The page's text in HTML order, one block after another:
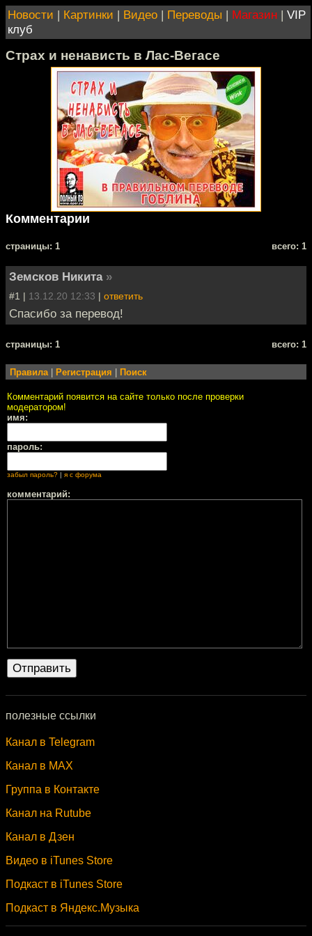
Новости | Картинки | Видео | Переводы | Магазин | VIP
клуб
Страх и ненависть в Лас-Вегасе
Комментарии
cтраницы: 1 всего: 1
Земсков Никита »
#1 | 13.12.20 12:33 | ответить
Спасибо за перевод!
cтраницы: 1 всего: 1
Правила Регистрация Поиск
Комментарий появится на сайте только после проверки
модератором!
имя:
пароль:
забыл пароль? | я с форума
комментарий:
полезные ссылки
Канал в Telegram
Канал в MAX
Группа в Контакте
Канал на Rutube
Канал в Дзен
Видео в iTunes Store
Подкаст в iTunes Store
Подкаст в Яндекс.Музыка